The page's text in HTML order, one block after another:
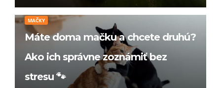
MAČKY
Máte doma mačku a chcete druhú?
Ako ich správne zoznámiť bez
stresu 🐾